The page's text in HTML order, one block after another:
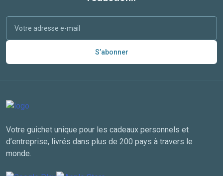
S’abonner
Votre guichet unique pour les cadeaux personnels et
d’entreprise, livrés dans plus de 200 pays à travers le
monde.